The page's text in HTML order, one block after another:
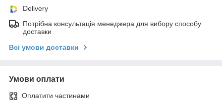
Delivery
Потрібна консультація менеджера для вибору способу
доставки
Всі умови доставки
Умови оплати
Оплатити частинами